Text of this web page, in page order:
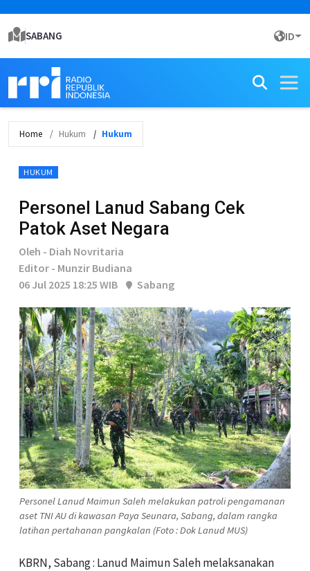
SABANG ID
Home Hukum Hukum
HUKUM
Personel Lanud Sabang Cek
Patok Aset Negara
Oleh - Diah Novritaria
Editor - Munzir Budiana
06 Jul 2025 18:25 WIB
Sabang
Personel Lanud Maimun Saleh melakukan patroli pengamanan
aset TNI AU di kawasan Paya Seunara, Sabang, dalam rangka
latihan pertahanan pangkalan (Foto : Dok Lanud MUS)
KBRN, Sabang : Lanud Maimun Saleh melaksanakan